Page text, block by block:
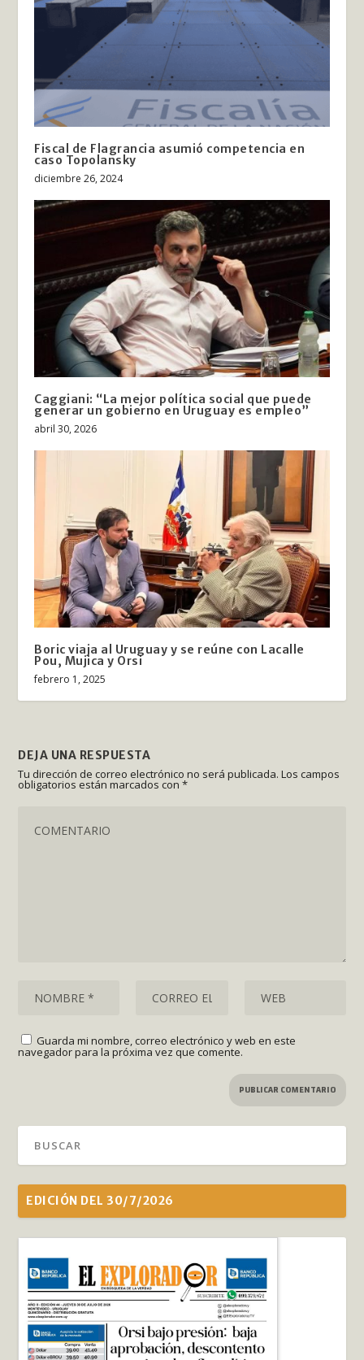
Fiscal de Flagrancia asumió competencia en
caso Topolansky
diciembre 26, 2024
Caggiani: “La mejor política social que puede
generar un gobierno en Uruguay es empleo”
abril 30, 2026
Boric viaja al Uruguay y se reúne con Lacalle
Pou, Mujica y Orsi
febrero 1, 2025
DEJA UNA RESPUESTA
Tu dirección de correo electrónico no será publicada. Los campos
obligatorios están marcados con*
Guarda mi nombre, correo electrónico y web en este
navegador para la próxima vez que comente.
EDICIÓN DEL 30/7/2026